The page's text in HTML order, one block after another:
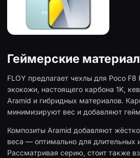
Геймерские
FLOY предлагает чехлы для Poco F8
экокожи, настоящего карбона 1K,
Aramid и гибридных материалов.
минимизируют вес и добавляют
Композиты Aramid добавляют
веса — оптимально для длительных
Рассматривая серию, стоит также